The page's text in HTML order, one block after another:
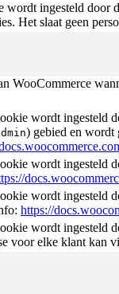
wordt ingesteld door
Het slaat geen
WooCommerce
wordt ingesteld
) gebied en wordt
wordt ingesteld
wordt ingesteld
https://
wordt ingesteld
voor elke klant kan